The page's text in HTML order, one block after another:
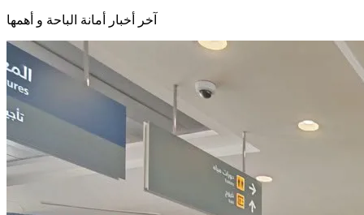
آخر أخبار أمانة الباحة و أهمها